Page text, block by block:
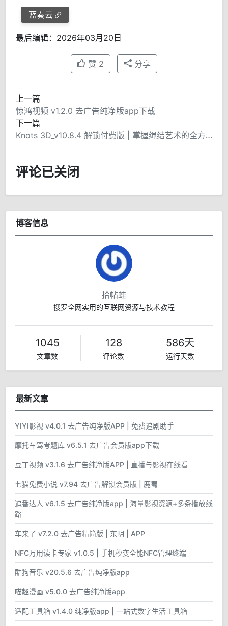
蓝奏云
最后编辑：2026年03月20日
赞 2 分享
上一篇
惊鸿视频 v1.2.0 去广告纯净版app下载
下一篇
Knots 3D_v10.8.4 解锁付费版 | 掌握绳结艺术的全方位指南
评论已关闭
博客信息
拾帖蛙
搜罗全网实用的互联网资源与技术教程
1045
文章数
128
评论数
586天
运行天数
最新文章
YIYI影视 v4.0.1 去广告纯净版APP | 免费追剧助手
摩托车驾考题库 v6.5.1 去广告会员版app下载
豆丁视频 v3.1.6 去广告纯净版APP | 直播与影视在线看
七猫免费小说 v7.94 去广告解锁会员版 | 鹿蜀
追番达人 v6.1.5 去广告纯净版app | 海量影视资源+多条播放线
路
车来了 v7.2.0 去广告精简版 | 东明 | APP
NFC万用读卡专家 v1.0.5 | 手机秒变全能NFC管理终端
酷狗音乐 v20.5.6 去广告纯净版app
喵趣漫画 v5.0.0 去广告纯净版app
适配工具箱 v1.4.0 纯净版app | 一站式数字生活工具箱